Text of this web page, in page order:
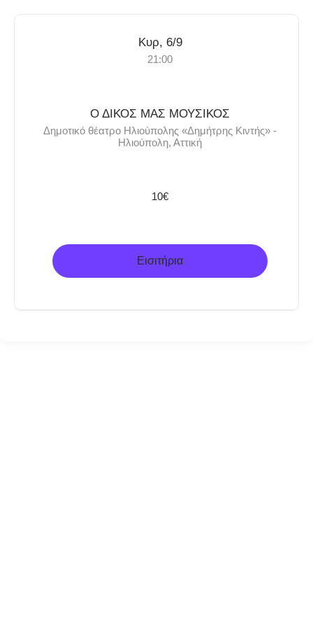
Κυρ, 6/9
21:00
Ο ΔΙΚΟΣ ΜΑΣ ΜΟΥΣΙΚΟΣ
Δημοτικό θέατρο Ηλιούπολης «Δημήτρης Κιντής» -
Ηλιούπολη, Αττική
10€
Εισιτήρια